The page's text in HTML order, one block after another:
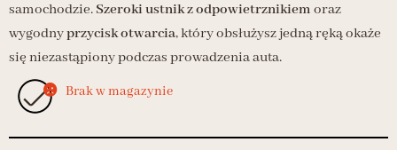
samochodzie. Szeroki ustnik z odpowietrznikiem oraz
wygodnyprzycisk otwarcia, który obsłużysz jedną ręką okaże
się niezastąpiony podczas prowadzenia auta.
Brak w magazynie